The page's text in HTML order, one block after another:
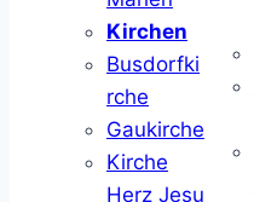
Kirchen
Busdorfki
rche
Gaukirche
Kirche
Herz Jesu